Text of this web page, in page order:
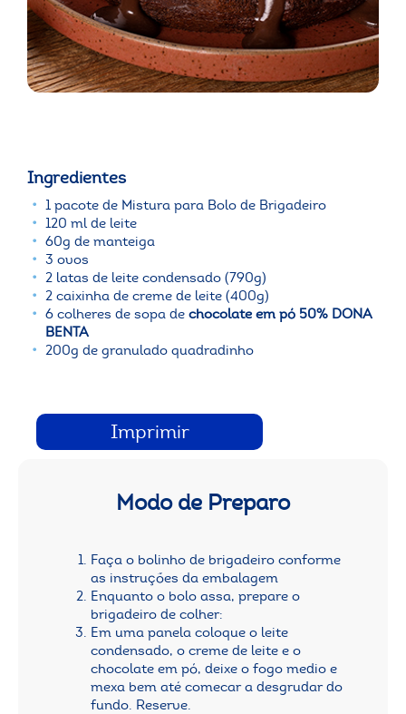
Ingredientes
1 pacote de Mistura para Bolo de Brigadeiro
120 ml de leite
60g de manteiga
3 ovos
2 latas de leite condensado (790g)
2 caixinha de creme de leite (400g)
6 colheres de sopa de chocolate em pó 50% DONA
BENTA
200g de granulado quadradinho
Imprimir
Modo de Preparo
Faça o bolinho de brigadeiro conforme
as instruções da embalagem
Enquanto o bolo assa, prepare o
brigadeiro de colher:
Em uma panela coloque o leite
condensado, o creme de leite e o
chocolate em pó, deixe o fogo medio e
mexa bem até comecar a desgrudar do
fundo. Reserve.